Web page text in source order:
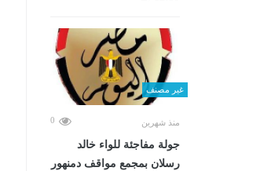
غير مصنف
منذ شهرين 0
جولة مفاجئة للواء خالد
رسلان بمجمع مواقف دمنهور